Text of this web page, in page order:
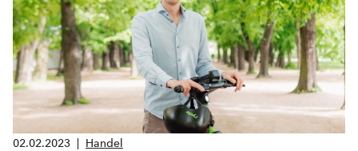
02.02.2023 Handel